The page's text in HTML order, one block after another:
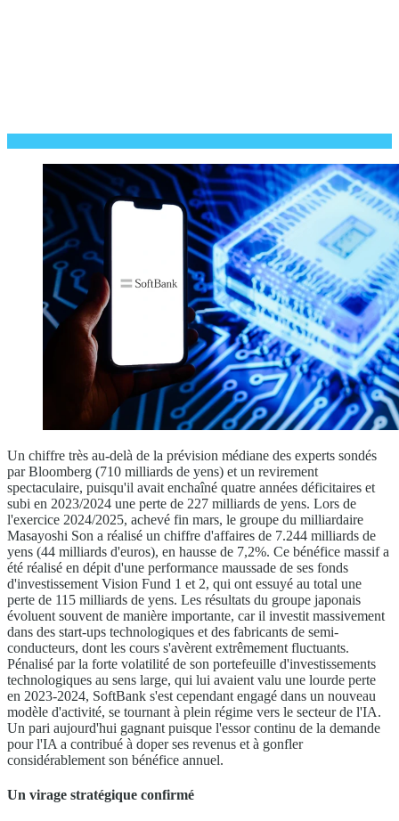
Un chiffre très au-delà de la prévision médiane des experts sondés
par Bloomberg (710 milliards de yens) et un revirement
spectaculaire, puisqu'il avait enchaîné quatre années déficitaires et
subi en 2023/2024 une perte de 227 milliards de yens. Lors de
l'exercice 2024/2025, achevé fin mars, le groupe du milliardaire
Masayoshi Son a réalisé un chiffre d'affaires de 7.244 milliards de
yens (44 milliards d'euros), en hausse de 7,2%. Ce bénéfice massif a
été réalisé en dépit d'une performance maussade de ses fonds
d'investissement Vision Fund 1 et 2, qui ont essuyé au total une
perte de 115 milliards de yens. Les résultats du groupe japonais
évoluent souvent de manière importante, car il investit massivement
dans des start-ups technologiques et des fabricants de semi-
conducteurs, dont les cours s'avèrent extrêmement fluctuants.
Pénalisé par la forte volatilité de son portefeuille d'investissements
technologiques au sens large, qui lui avaient valu une lourde perte
en 2023-2024, SoftBank s'est cependant engagé dans un nouveau
modèle d'activité, se tournant à plein régime vers le secteur de l'IA.
Un pari aujourd'hui gagnant puisque l'essor continu de la demande
pour l'IA a contribué à doper ses revenus et à gonfler
considérablement son bénéfice annuel.
Un virage stratégique confirmé